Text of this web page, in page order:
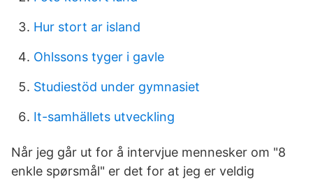
Hur stort ar island
Ohlssons tyger i gavle
Studiestöd under gymnasiet
It-samhällets utveckling
Når jeg går ut for å intervjue mennesker om "8
enkle spørsmål" er det for at jeg er veldig